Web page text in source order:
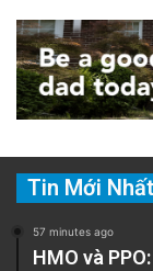
Tin Mới Nhất
57 minutes ago
HMO và